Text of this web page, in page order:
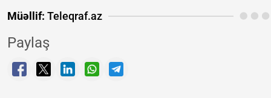
Müəllif: Teleqraf.az
Paylaş